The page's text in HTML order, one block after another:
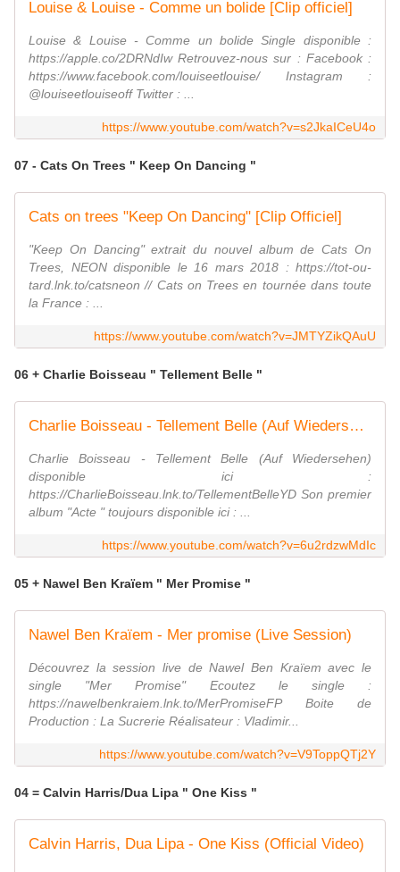
Louise & Louise - Comme un bolide [Clip officiel]
Louise & Louise - Comme un bolide Single disponible :
https://apple.co/2DRNdIw Retrouvez-nous sur : Facebook :
https://www.facebook.com/louiseetlouise/ Instagram :
@louiseetlouiseoff Twitter : ...
https://www.youtube.com/watch?v=s2JkaICeU4o
07 - Cats On Trees " Keep On Dancing "
Cats on trees "Keep On Dancing" [Clip Officiel]
"Keep On Dancing" extrait du nouvel album de Cats On
Trees, NEON disponible le 16 mars 2018 : https://tot-ou-
tard.lnk.to/catsneon // Cats on Trees en tournée dans toute
la France : ...
https://www.youtube.com/watch?v=JMTYZikQAuU
06 + Charlie Boisseau " Tellement Belle "
Charlie Boisseau - Tellement Belle (Auf Wiedersehen) [Audio Officiel]
Charlie Boisseau - Tellement Belle (Auf Wiedersehen)
disponible ici :
https://CharlieBoisseau.lnk.to/TellementBelleYD Son premier
album "Acte " toujours disponible ici : ...
https://www.youtube.com/watch?v=6u2rdzwMdIc
05 + Nawel Ben Kraïem " Mer Promise "
Nawel Ben Kraïem - Mer promise (Live Session)
Découvrez la session live de Nawel Ben Kraïem avec le
single "Mer Promise" Ecoutez le single :
https://nawelbenkraiem.lnk.to/MerPromiseFP Boite de
Production : La Sucrerie Réalisateur : Vladimir...
https://www.youtube.com/watch?v=V9ToppQTj2Y
04 = Calvin Harris/Dua Lipa " One Kiss "
Calvin Harris, Dua Lipa - One Kiss (Official Video)